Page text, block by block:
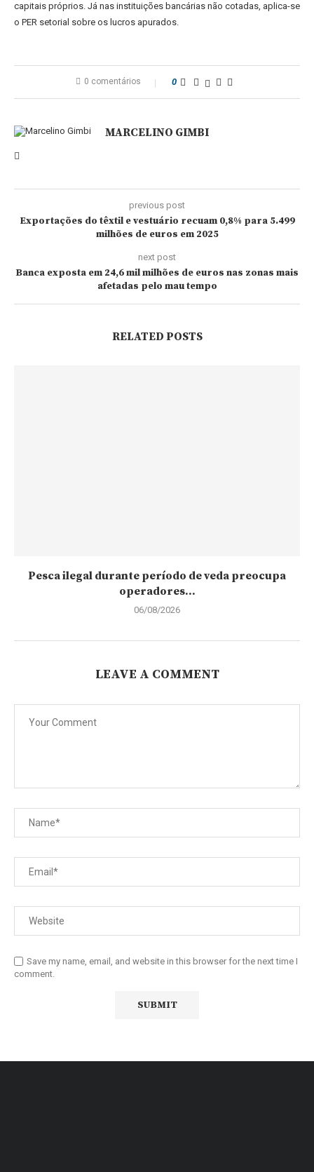
capitais próprios. Já nas instituições bancárias não cotadas, aplica-se
o PER setorial sobre os lucros apurados.
0 comentários 0
MARCELINO GIMBI
previous post
Exportações do têxtil e vestuário recuam 0,8% para 5.499
milhões de euros em 2025
next post
Banca exposta em 24,6 mil milhões de euros nas zonas mais
afetadas pelo mau tempo
RELATED POSTS
Pesca ilegal durante período de veda preocupa
operadores...
06/08/2026
LEAVE A COMMENT
Save my name, email, and website in this browser for the next time I
comment.